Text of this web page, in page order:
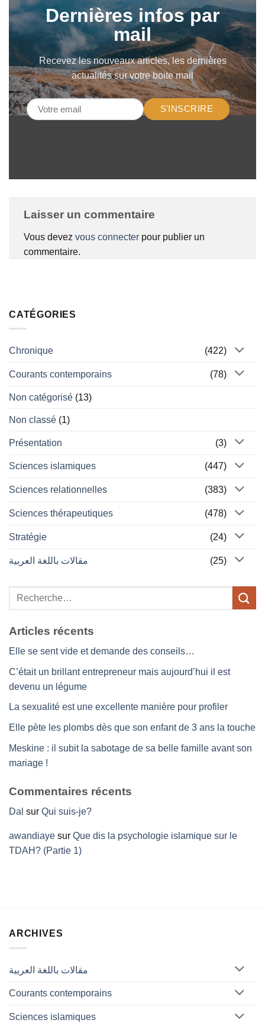
Dernières infos par
mail
Recevez les nouveaux articles, les dernières
actualités sur votre boite mail
S'INSCRIRE
Laisser un commentaire
Vous devez vous connecter pour publier un
commentaire.
CATÉGORIES
Chronique (422)
Courants contemporains (78)
Non catégorisé (13)
Non classé (1)
Présentation (3)
Sciences islamiques (447)
Sciences relationnelles (383)
Sciences thérapeutiques (478)
Stratégie (24)
مقالات باللغة العربية (25)
Articles récents
Elle se sent vide et demande des conseils…
C’était un brillant entrepreneur mais aujourd’hui il est
devenu un légume
La sexualité est une excellente manière pour profiler
Elle pète les plombs dès que son enfant de 3 ans la touche
Meskine : il subit la sabotage de sa belle famille avant son
mariage !
Commentaires récents
Dal sur Qui suis-je?
awandiaye sur Que dis la psychologie islamique sur le
TDAH? (Partie 1)
ARCHIVES
مقالات باللغة العربية
Courants contemporains
Sciences islamiques